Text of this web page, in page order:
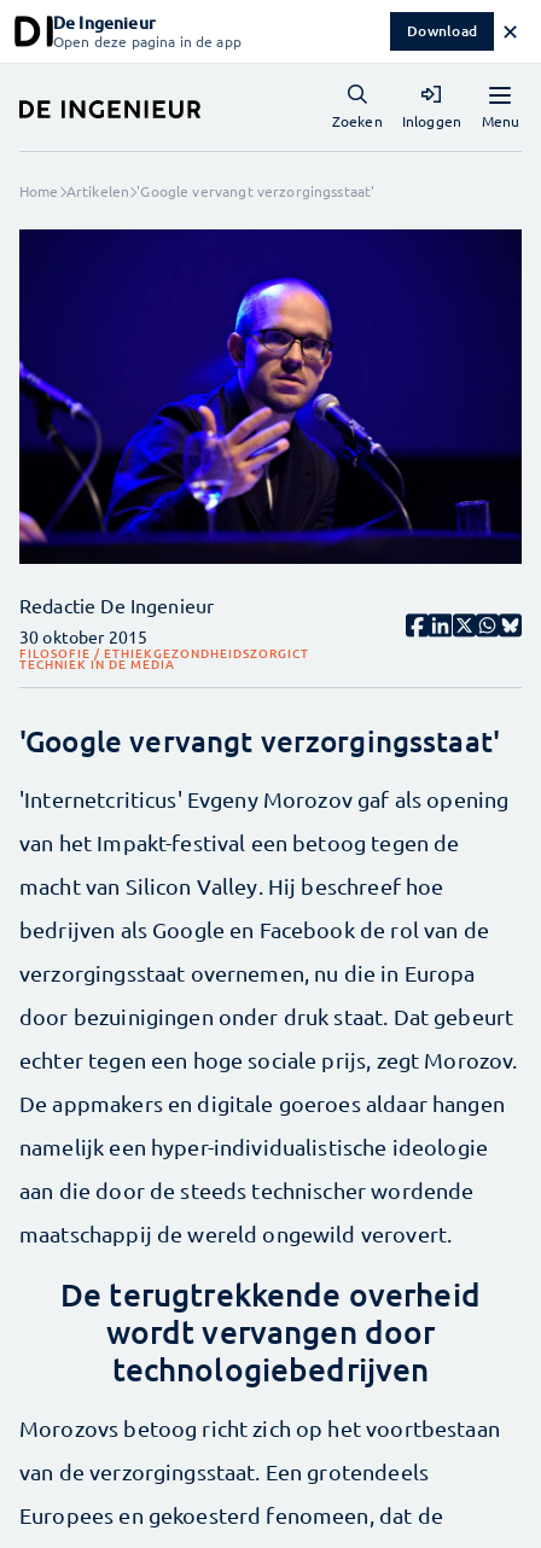
De Ingenieur
Open deze pagina in de app Download ✕
Menu
Zoeken Inloggen
Home Artikelen 'Google vervangt verzorgingsstaat'
Redactie De Ingenieur
30 oktober 2015
FILOSOFIE / ETHIEKGEZONDHEIDSZORGICT
TECHNIEK IN DE MEDIA
'Google vervangt verzorgingsstaat'
'Internetcriticus' Evgeny Morozov gaf als opening
van het Impakt-festival een betoog tegen de
macht van Silicon Valley. Hij beschreef hoe
bedrijven als Google en Facebook de rol van de
verzorgingsstaat overnemen, nu die in Europa
door bezuinigingen onder druk staat. Dat gebeurt
echter tegen een hoge sociale prijs, zegt Morozov.
De appmakers en digitale goeroes aldaar hangen
namelijk een hyper-individualistische ideologie
aan die door de steeds technischer wordende
maatschappij de wereld ongewild verovert.
De terugtrekkende overheid
wordt vervangen door
technologiebedrijven
Morozovs betoog richt zich op het voortbestaan
van de verzorgingsstaat. Een grotendeels
Europees en gekoesterd fenomeen, dat de